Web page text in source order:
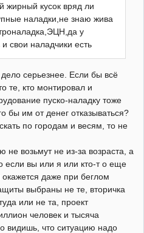
жирный кусок вряд ли
наладки,не знаю жива
у
свои наладчики есть
серьезнее. Если бы всё
те, кто монтировал и
пуско-наладку тоже
бы им от денег отказываться?
по городам и весям, то не
не возьмут не из-за возраста, а
если вы или я или кто-т о еще
окажется даже при беглом
выбраны не те, вторичка
или не та, проект
человек и тысяча
видишь, что ситуацию надо